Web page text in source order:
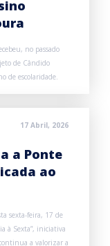
no passado
de Cândido
de escolaridade.
17 Abril, 2026
a Ponte
ao
feira, 17 de
à Sexta”, iniciativa
a valorizar a